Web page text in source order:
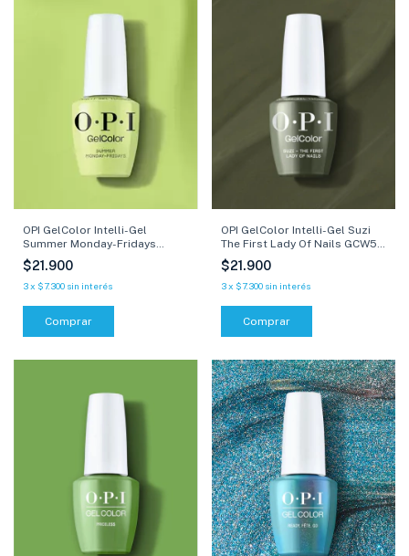
OPI GelColor Intelli-Gel
Summer Monday-Fridays
GCP012 - 15 ml
$21.900
3x $7.300 sin interés
Comprar
OPI GelColor Intelli-Gel Suzi
The First Lady Of Nails GCW55
- 15 ml
$21.900
3 x $7.300 sin interés
Comprar